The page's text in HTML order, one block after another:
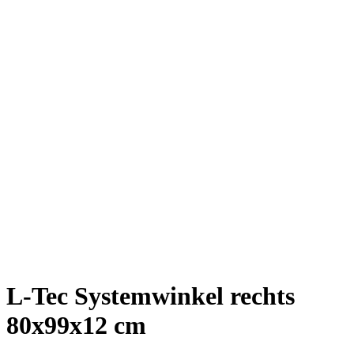
L-Tec Systemwinkel rechts
80x99x12 cm